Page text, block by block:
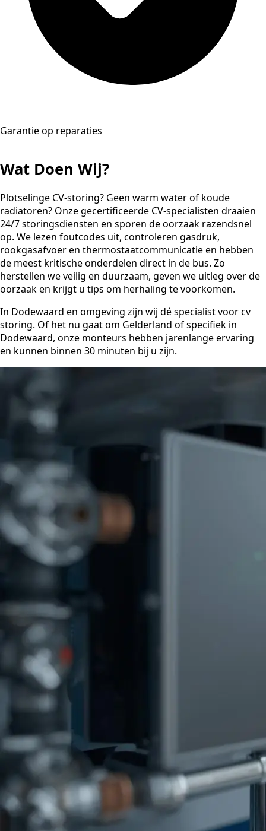
Garantie op reparaties
Wat Doen Wij?
Plotselinge CV-storing? Geen warm water of koude
radiatoren? Onze gecertificeerde CV-specialisten draaien
24/7 storingsdiensten en sporen de oorzaak razendsnel
op. We lezen foutcodes uit, controleren gasdruk,
rookgasafvoer en thermostaatcommunicatie en hebben
de meest kritische onderdelen direct in de bus. Zo
herstellen we veilig en duurzaam, geven we uitleg over de
oorzaak en krijgt u tips om herhaling te voorkomen.
In Dodewaard en omgeving zijn wij dé specialist voor cv
storing. Of het nu gaat om Gelderland of specifiek in
Dodewaard, onze monteurs hebben jarenlange ervaring
en kunnen binnen 30 minuten bij u zijn.